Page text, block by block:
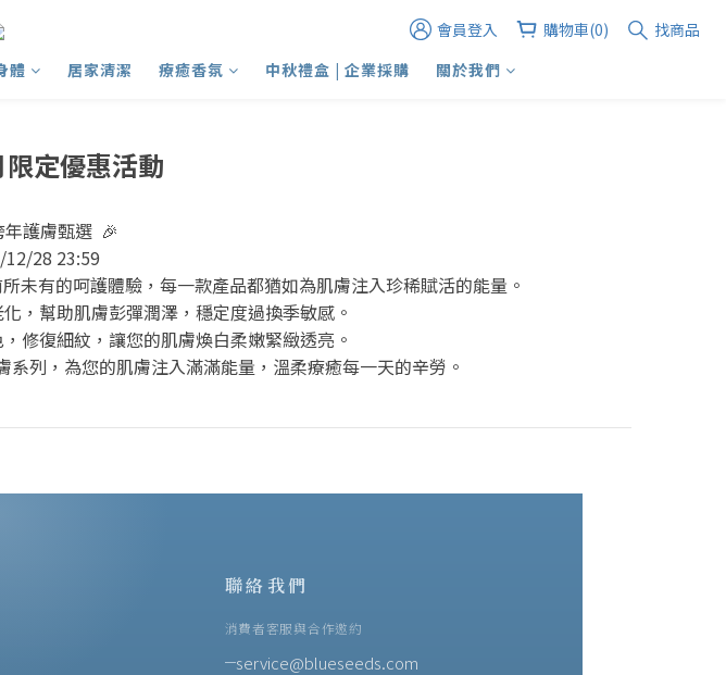
會員登入 購物車(0)
找商品
體 居家清潔 療癒香氛 中秋禮盒 | 企業採購 關於我們
定優惠活動
護膚甄選 🎉
12/28 23:59
未有的呵護體驗，每一款產品都猶如為肌膚注入珍稀賦活的能量。
，幫助肌膚彭彈潤澤，穩定度過換季敏感。
修復細紋，讓您的肌膚煥白柔嫩緊緻透亮。
列，為您的肌膚注入滿滿能量，溫柔療癒每一天的辛勞。
聯絡我們
消費者客服與合作邀約
service@blueseeds.com